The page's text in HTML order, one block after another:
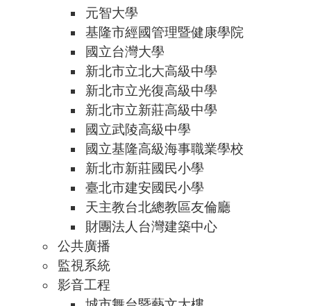
元智大學
基隆市經國管理暨健康學院
國立台灣大學
新北市立北大高級中學
新北市立光復高級中學
新北市立新莊高級中學
國立武陵高級中學
國立基隆高級海事職業學校
新北市新莊國民小學
臺北市建安國民小學
天主教台北總教區友倫廳
財團法人台灣建築中心
公共廣播
監視系統
影音工程